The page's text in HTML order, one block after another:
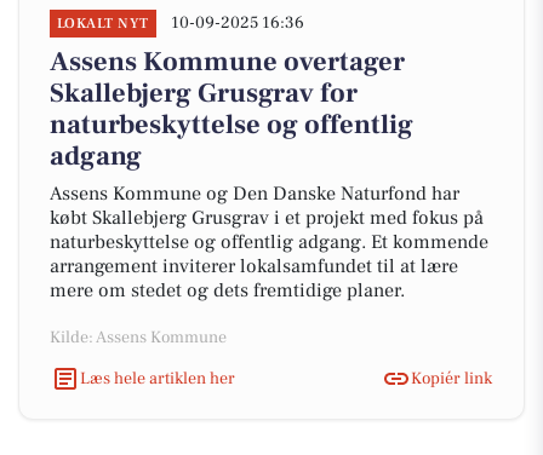
LOKALT NYT 10-09-2025 16:36
Assens Kommune overtager
Skallebjerg Grusgrav for
naturbeskyttelse og offentlig
adgang
Assens Kommune og Den Danske Naturfond har
købt Skallebjerg Grusgrav i et projekt med fokus på
naturbeskyttelse og offentlig adgang. Et kommende
arrangement inviterer lokalsamfundet til at lære
mere om stedet og dets fremtidige planer.
Kilde: Assens Kommune
Læs hele artiklen her
Kopiér link